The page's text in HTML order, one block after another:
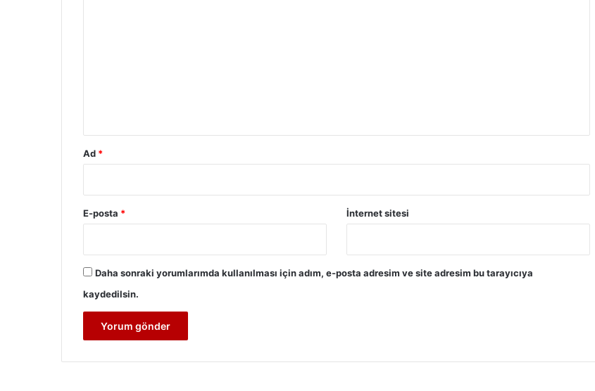
Ad *
E-posta * İnternet sitesi
Daha sonraki yorumlarımda kullanılması için adım, e-posta adresim ve site adresim bu tarayıcıya
kaydedilsin.